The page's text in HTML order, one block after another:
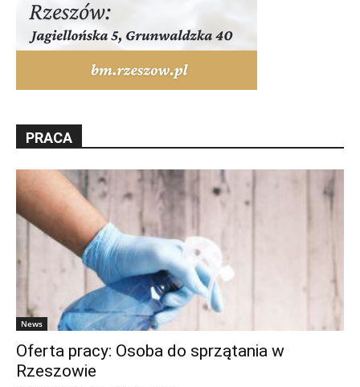
PRACA
News
Oferta pracy: Osoba do sprzątania w
Rzeszowie